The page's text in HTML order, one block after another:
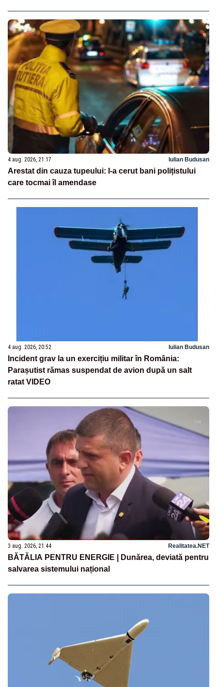
4 aug. 2026, 21:17 Iulian Budusan
Arestat din cauza tupeului: I-a cerut bani polițistului
care tocmai îl amendase
4 aug. 2026, 20:52 Iulian Budusan
Incident grav la un exercițiu militar în România:
Parașutist rămas suspendat de avion după un salt
ratat VIDEO
3 aug. 2026, 21:44 Realitatea.NET
BĂTĂLIA PENTRU ENERGIE | Dunărea, deviată pentru
salvarea sistemului național